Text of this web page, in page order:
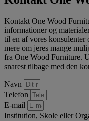
Kontakt One Wood
informationer og
til en af vores
mere om jeres mange
fra One Wood Furniture.
snarest tilbage med den
Navn
Telefon
E-mail
Institution, Skole eller